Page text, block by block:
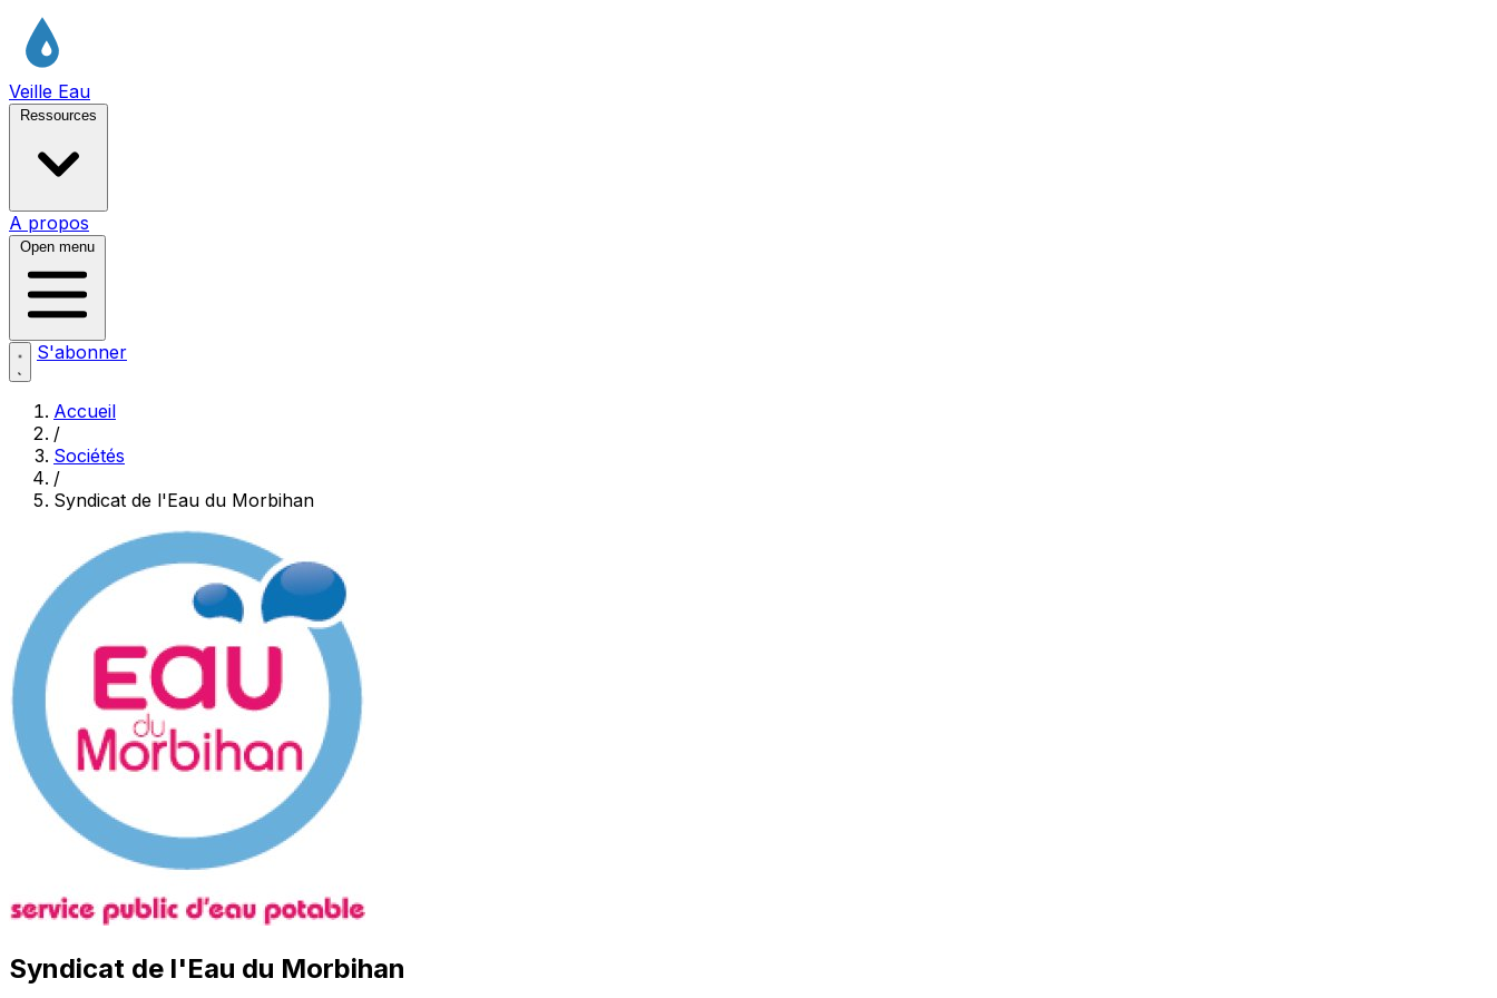
Veille Eau
Ressources
A propos
Open menu
S'abonner
Accueil
/
Sociétés
/
Syndicat de l'Eau du Morbihan
Syndicat de l'Eau du Morbihan